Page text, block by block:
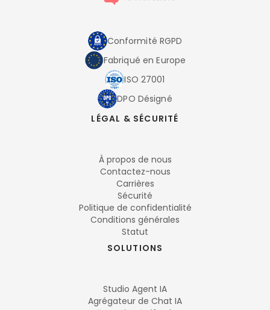
Conformité RGPD
Fabriqué en Europe
ISO 27001
DPO Désigné
LÉGAL & SÉCURITÉ
À propos de nous
Contactez-nous
Carrières
Sécurité
Politique de confidentialité
Conditions générales
Statut
SOLUTIONS
Studio Agent IA
Agrégateur de Chat IA